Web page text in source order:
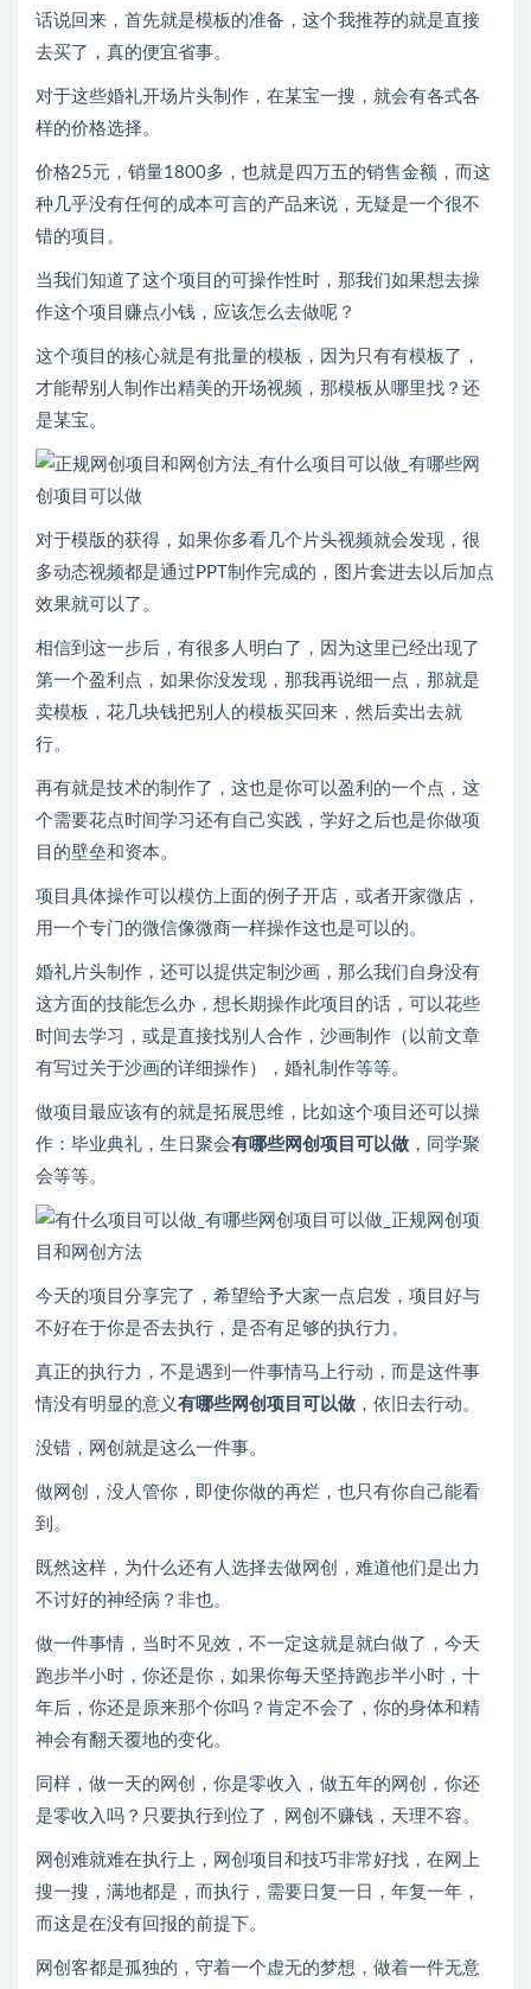
话说回来，首先就是模板的准备，这个我推荐的就是直接
去买了，真的便宜省事。
对于这些婚礼开场片头制作，在某宝一搜，就会有各式各
样的价格选择。
价格25元，销量1800多，也就是四万五的销售金额，而这
种几乎没有任何的成本可言的产品来说，无疑是一个很不
错的项目。
当我们知道了这个项目的可操作性时，那我们如果想去操
作这个项目赚点小钱，应该怎么去做呢？
这个项目的核心就是有批量的模板，因为只有有模板了，
才能帮别人制作出精美的开场视频，那模板从哪里找？还
是某宝。
对于模版的获得，如果你多看几个片头视频就会发现，很
多动态视频都是通过PPT制作完成的，图片套进去以后加点
效果就可以了。
相信到这一步后，有很多人明白了，因为这里已经出现了
第一个盈利点，如果你没发现，那我再说细一点，那就是
卖模板，花几块钱把别人的模板买回来，然后卖出去就
行。
再有就是技术的制作了，这也是你可以盈利的一个点，这
个需要花点时间学习还有自己实践，学好之后也是你做项
目的壁垒和资本。
项目具体操作可以模仿上面的例子开店，或者开家微店，
用一个专门的微信像微商一样操作这也是可以的。
婚礼片头制作，还可以提供定制沙画，那么我们自身没有
这方面的技能怎么办，想长期操作此项目的话，可以花些
时间去学习，或是直接找别人合作，沙画制作（以前文章
有写过关于沙画的详细操作），婚礼制作等等。
做项目最应该有的就是拓展思维，比如这个项目还可以操
作：毕业典礼，生日聚会有哪些网创项目 可以做 ，同学聚
会等等。
今天的项目分享完了，希望给予大家一点启发，项目好与
不好在于你是否去执行，是否有足够的执行力。
真正的执行力，不是遇到一件事情马上行动，而是这件事
情没有明显的意义 有哪些网创项目可以做 ，依旧去行动。
没错，网创就是这么一件事。
做网创，没人管你，即使你做的再烂，也只有你自己能看
到。
既然这样，为什么还有人选择去做网创，难道他们是出力
不讨好的神经病？非也。
做一件事情，当时不见效，不一定这就是就白做了，今天
跑步半小时，你还是你，如果你每天坚持跑步半小时，十
年后，你还是原来那个你吗？肯定不会了，你的身体和精
神会有翻天覆地的变化。
同样，做一天的网创，你是零收入，做五年的网创，你还
是零收入吗？只要执行到位了，网创不赚钱，天理不容。
网创难就难在执行上，网创项目和技巧非常好找，在网上
搜一搜，满地都是，而执行，需要日复一日，年复一年，
而这是在没有回报的前提下。
网创客都是孤独的，守着一个虚无的梦想，做着一件无意